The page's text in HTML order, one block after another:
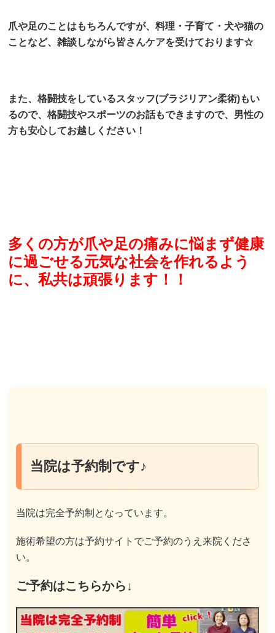
爪や足のことはもちろんですが、料理・子育て・犬や猫の
ことなど、雑談しながら皆さんケアを受けております☆
また、格闘技をしているスタッフ(ブラジリアン柔術)もい
るので、格闘技やスポーツのお話もできますので、男性の
方も安心してお越しください！
多くの方が爪や足の痛みに悩まず健康
に過ごせる元気な社会を作れるよう
に、私共は頑張ります！！
当院は予約制です♪
当院は完全予約制となっています。
施術希望の方は予約サイトでご予約のうえ来院くださ
い。
ご予約はこちらから↓